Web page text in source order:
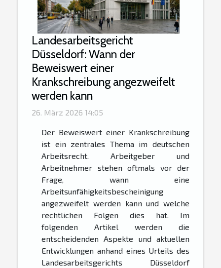
Landesarbeitsgericht
Düsseldorf: Wann der
Beweiswert einer
Krankschreibung angezweifelt
werden kann
26. März 2026 14:05
Der Beweiswert einer Krankschreibung
ist ein zentrales Thema im deutschen
Arbeitsrecht. Arbeitgeber und
Arbeitnehmer stehen oftmals vor der
Frage, wann eine
Arbeitsunfähigkeitsbescheinigung
angezweifelt werden kann und welche
rechtlichen Folgen dies hat. Im
folgenden Artikel werden die
entscheidenden Aspekte und aktuellen
Entwicklungen anhand eines Urteils des
Landesarbeitsgerichts Düsseldorf